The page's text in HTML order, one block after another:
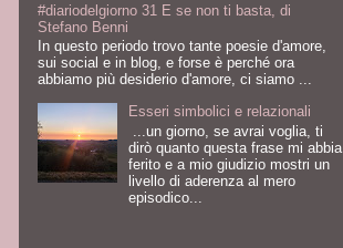
#diariodelgiorno 31 E se non ti basta, di
Stefano Benni
In questo periodo trovo tante poesie d'amore,
sui social e in blog, e forse è perché ora
abbiamo più desiderio d'amore, ci siamo ...
Esseri simbolici e relazionali
...un giorno, se avrai voglia, ti
dirò quanto questa frase mi abbia
ferito e a mio giudizio mostri un
livello di aderenza al mero
episodico...